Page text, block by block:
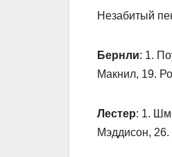
Незабитый
Бернли: 1.
Макнил, 19.
Лестер: 1.
Мэддисон,